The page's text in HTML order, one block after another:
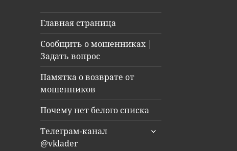
Главная страница
Сообщить о мошенниках |
Задать вопрос
Памятка о возврате от
мошенников
Почему нет белого списка
Телеграм-канал
@vklader
раскрыть